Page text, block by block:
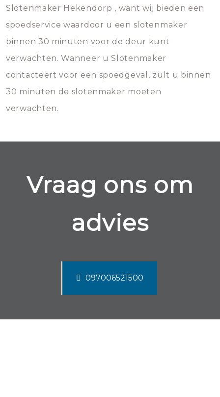
Slotenmaker Hekendorp , want wij bieden een
spoedservice waardoor u een slotenmaker
binnen 30 minuten voor de deur kunt
verwachten. Wanneer u Slotenmaker
contacteert voor een spoedgeval, zult u binnen
30 minuten de slotenmaker moeten
verwachten.
Vraag ons om
advies
097006521500